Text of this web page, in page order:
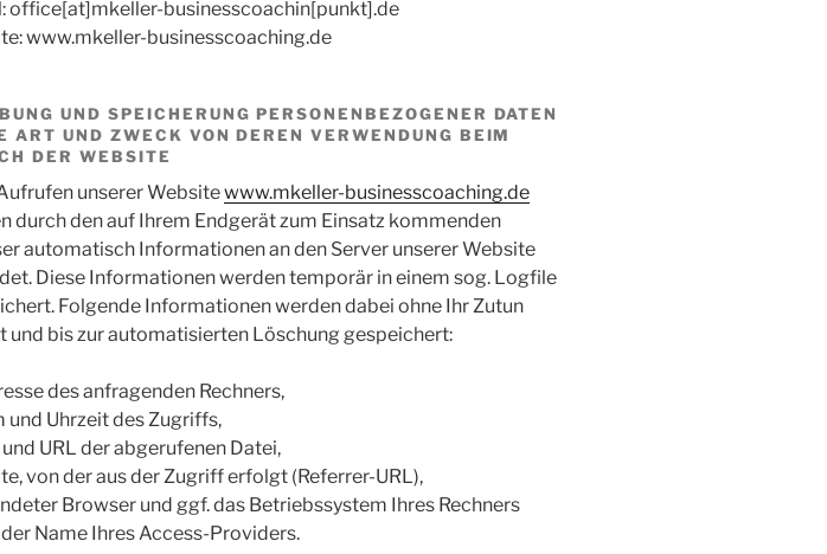
office[at]mkeller-businesscoachin[punkt].de
www.mkeller-businesscoaching.de
UND SPEICHERUNG PERSONENBEZOGENER DATEN
ART UND ZWECK VON DEREN VERWENDUNG BEIM
DER WEBSITE
unserer Websitewww.mkeller-businesscoaching.de
durch den auf Ihrem Endgerät zum Einsatz kommenden
automatisch Informationen an den Server unserer Website
Diese Informationen werden temporär in einem sog. Logfile
Folgende Informationen werden dabei ohne Ihr Zutun
und bis zur automatisierten Löschung gespeichert:
des anfragenden Rechners,
und Uhrzeit des Zugriffs,
URL der abgerufenen Datei,
von der aus der Zugriff erfolgt (Referrer-URL),
Browser und ggf. das Betriebssystem Ihres Rechners
Name Ihres Access-Providers.